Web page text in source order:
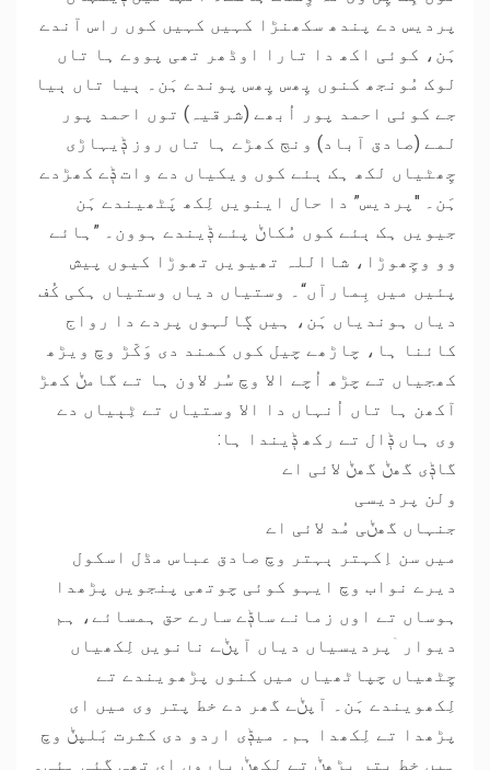
پردیس دے پندھ سکھنڑا کہیں کہیں کوں راس آندے
ہَن، کوئی اکھ دا تارا اوڈھر تھی پووے ہا تاں
لوک مُونجھ کنوں پِھس پِھس پوندے ہَن۔ ٻیا تاں ٻیا
جے کوئی احمد پور اُبھے (شرقیہ) توں احمد پور
لمے (صادق آباد) ونڄ کھڑے ہا تاں روز ݙیہاڑی
چِھٹیاں لکھ ہک ٻئے کوں ویکیاں دے وات ݙے کھڑدے
ہَن۔ "پردیس” دا حال اینویں لِکھ پَٹھیندے ہَن
جیویں ہک ٻئے کوں مُکاݨ پئے ݙیندے ہوون۔ ”ہائے
وو وچِھوڑا، شااللہ تھیویں تھوڑا کیوں پیش
پئیں میں بِمارآں“۔ وستیاں دیاں وستیاں ہکی کُف
دیاں ہوندیاں ہَن، ہیں ڳالہوں پردے دا رواج
کائنا ہا، چاڑھے چیل کوں کمند دی وَکّڑ وچ ویڑھ
کھجیاں تے چڑھ اُچے الا وچ سُر لاون ہا تے گامݨ کھڑ
آکھن ہا تاں اُنہاں دا الا وستیاں تے ٹِٻیاں دے
وی ہاں ݙال تے رکھ ݙیندا ہا:
گاݙی گھݨ گھݨ لائی اے
ولن پردیسی
جنہاں گھݨی مُد لائی اے
میں سن اِکہتر ٻہتر وچ صادق عباس مڈل اسکول
دیرے نواب وچ ایہو کوئی چوتھی پنجویں پڑھدا
ہوساں تے اوں زمانے ساݙے سارے حق ہمسائے، ہم
دیوار ۤپردیسیاں دیاں آپݨے نانویں لِکھیاں
چِٹھیاں چپاٹھیاں میں کنوں پڑھویندے تے
لِکھویندے ہَن۔ آپݨے گھر دے خط پتر وی میں ای
پڑھدا تے لِکھدا ہم۔ میݙی اردو دی کثرت بَلپݨ وچ
ہیں خط پتر پڑھݨ تے لِکھݨ پاروں ای تھی ڳئی ہئی۔